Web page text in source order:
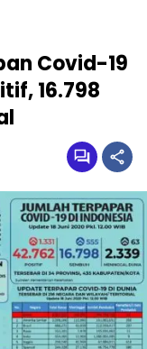
Covid-19
16.798